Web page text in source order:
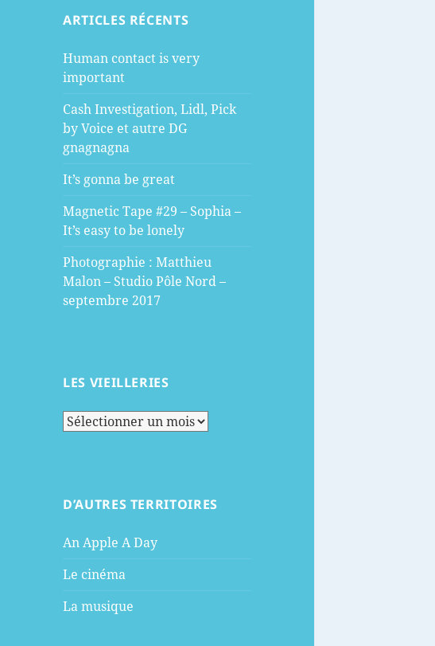
ARTICLES RÉCENTS
Human contact is very
important
Cash Investigation, Lidl, Pick
by Voice et autre DG
gnagnagna
It’s gonna be great
Magnetic Tape #29 – Sophia –
It’s easy to be lonely
Photographie : Matthieu
Malon – Studio Pôle Nord –
septembre 2017
LES VIEILLERIES
les
D’AUTRES TERRITOIRES
An Apple A Day
Le cinéma
La musique